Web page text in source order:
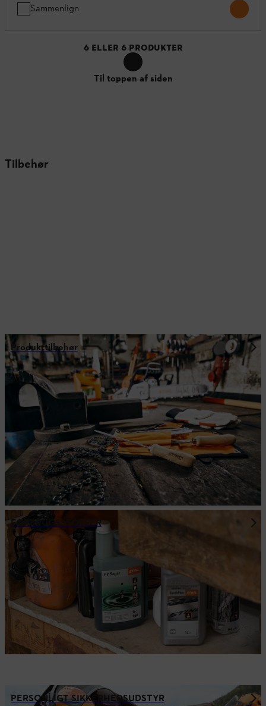
Sammenlign
6 ELLER 6 PRODUKTER
Til toppen af siden
Tilbehør
Produkttilbehør
FORBRUGSSTOFFER
PERSONLIGT SIKKERHEDSUDSTYR